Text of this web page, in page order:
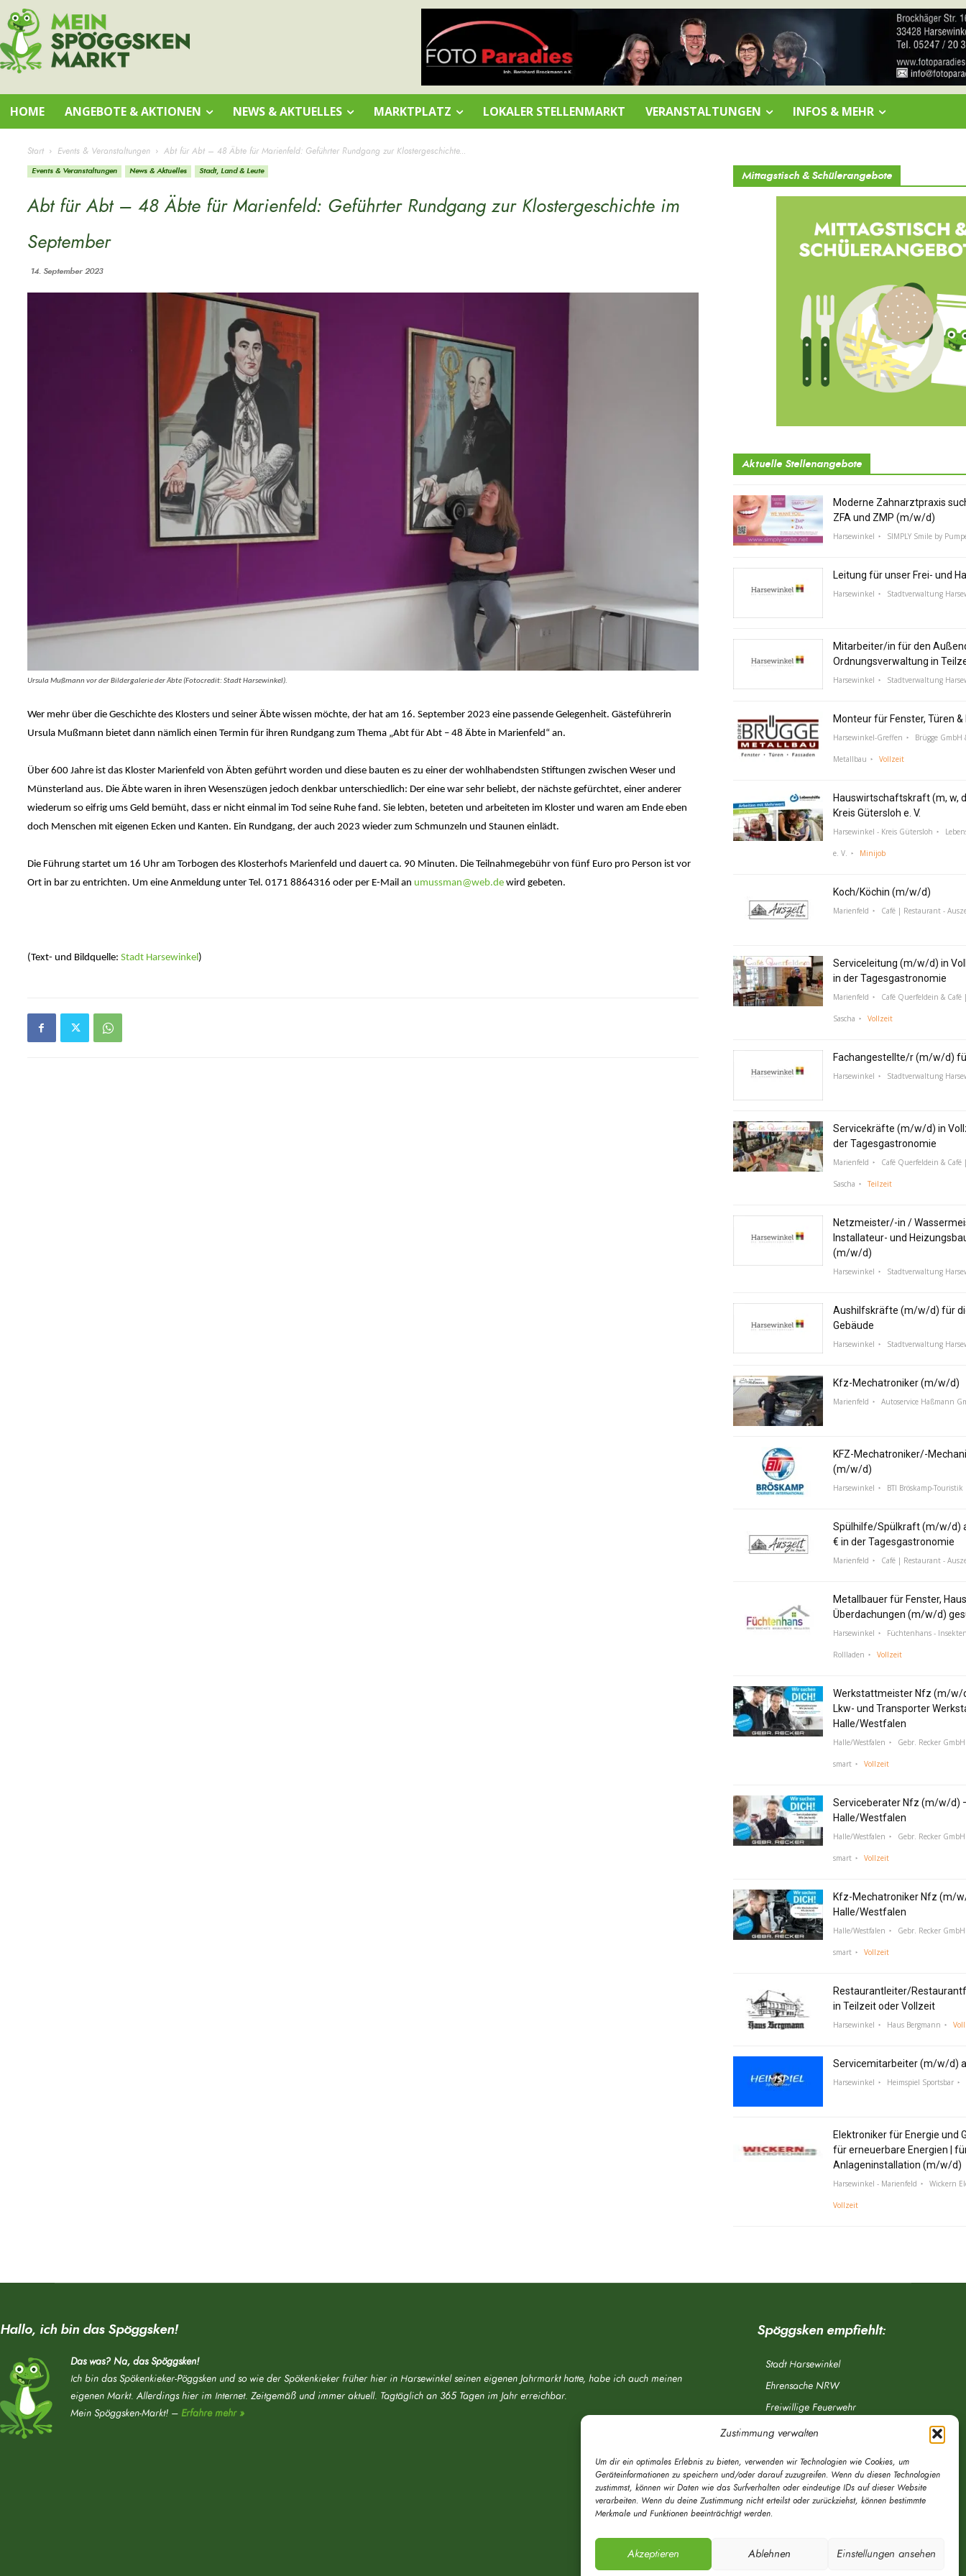
Zustimmung verwalten
Um dir ein optimales Erlebnis zu bieten, verwenden wir Technologien wie Cookies, um
Geräteinformationen zu speichern und/oder darauf zuzugreifen. Wenn du diesen Technologien
zustimmst, können wir Daten wie das Surfverhalten oder eindeutige IDs auf dieser Website
verarbeiten. Wenn du deine Zustimmung nicht erteilst oder zurückziehst, können bestimmte
Merkmale und Funktionen beeinträchtigt werden.
Akzeptieren Ablehnen Einstellungen ansehen
HOME ANGEBOTE & AKTIONEN NEWS & AKTUELLES MARKTPLATZ LOKALER STELLENMARKT VERANSTALTUNGEN INFOS & MEHR
Start Events & Veranstaltungen Abt für Abt – 48 Äbte für Marienfeld: Geführter Rundgang zur Klostergeschichte...
Events & Veranstaltungen News & Aktuelles Stadt, Land & Leute
Abt für Abt – 48 Äbte für Marienfeld: Geführter Rundgang zur Klostergeschichte im
September
14. September 2023
Ursula Mußmann vor der Bildergalerie der Äbte (Fotocredit: Stadt Harsewinkel).
Wer mehr über die Geschichte des Klosters und seiner Äbte wissen möchte, der hat am 16. September 2023 eine passende Gelegenheit. Gästeführerin
Ursula Mußmann bietet dann nämlich einen Termin für ihren Rundgang zum Thema „Abt für Abt – 48 Äbte in Marienfeld“ an.
Über 600 Jahre ist das Kloster Marienfeld von Äbten geführt worden und diese bauten es zu einer der wohlhabendsten Stiftungen zwischen Weser und
Münsterland aus. Die Äbte waren in ihren Wesenszügen jedoch denkbar unterschiedlich: Der eine war sehr beliebt, der nächste gefürchtet, einer anderer
wiederum so eifrig ums Geld bemüht, dass er nicht einmal im Tod seine Ruhe fand. Sie lebten, beteten und arbeiteten im Kloster und waren am Ende eben
doch Menschen mit eigenen Ecken und Kanten. Ein Rundgang, der auch 2023 wieder zum Schmunzeln und Staunen einlädt.
Die Führung startet um 16 Uhr am Torbogen des Klosterhofs Marienfeld und dauert ca. 90 Minuten. Die Teilnahmegebühr von fünf Euro pro Person ist vor
Ort in bar zu entrichten. Um eine Anmeldung unter Tel. 0171 8864316 oder per E-Mail an umussman@web.dewird gebeten.
(Text- und Bildquelle: Stadt Harsewinkel)
Mittagstisch & Schülerangebote
Aktuelle Stellenangebote
Moderne Zahnarztpraxis
ZFA und ZMP (m/w/d)
Harsewinkel SIMPLY Smile by
Leitung für unser Frei- und
Harsewinkel Stadtverwaltung
Mitarbeiter/in für den
Ordnungsverwaltung in
Harsewinkel Stadtverwaltung
Monteur für Fenster, Türen
Harsewinkel-Greffen Brügge GmbH
Metallbau Vollzeit
Hauswirtschaftskraft (m, w,
Kreis Gütersloh e. V.
Harsewinkel - Kreis Gütersloh
e. V. Minijob
Koch/Köchin (m/w/d)
Marienfeld Café | Restaurant -
Serviceleitung (m/w/d) in
in der Tagesgastronomie
Marienfeld Café Querfeldein &
Sascha Vollzeit
Fachangestellte/r (m/w/d)
Harsewinkel Stadtverwaltung
Servicekräfte (m/w/d) in
der Tagesgastronomie
Marienfeld Café Querfeldein &
Sascha Teilzeit
Netzmeister/-in /
Installateur- und
(m/w/d)
Harsewinkel Stadtverwaltung
Aushilfskräfte (m/w/d) für
Gebäude
Harsewinkel Stadtverwaltung
Kfz-Mechatroniker (m/w/d)
Marienfeld Autoservice Haßmann
KFZ-Mechatroniker/-
(m/w/d)
Harsewinkel BTI Bröskamp-
Spülhilfe/Spülkraft (m/w/d)
€ in der Tagesgastronomie
Marienfeld Café | Restaurant -
Metallbauer für Fenster,
Überdachungen (m/w/d)
Harsewinkel Füchtenhans -
Rollladen Vollzeit
Werkstattmeister Nfz (m/w/
Lkw- und Transporter
Halle/Westfalen
Halle/Westfalen Gebr. Recker
smart Vollzeit
Serviceberater Nfz (m/w/d)
Halle/Westfalen
Halle/Westfalen Gebr. Recker
smart Vollzeit
Kfz-Mechatroniker Nfz (m/
Halle/Westfalen
Halle/Westfalen Gebr. Recker
smart Vollzeit
Restaurantleiter/
in Teilzeit oder Vollzeit
Harsewinkel Haus Bergmann
Servicemitarbeiter (m/w/d)
Harsewinkel Heimspiel Sportsbar
Elektroniker für Energie und
für erneuerbare Energien |
Anlageninstallation (m/w/d)
Harsewinkel - Marienfeld Wickern
Vollzeit
Hallo, ich bin das Spöggsken!
Das was? Na, das Spöggsken!
Ich bin das Spökenkieker-Pöggsken und so wie der Spökenkieker früher hier in Harsewinkel seinen eigenen Jahrmarkt hatte, habe ich auch meinen
eigenen Markt. Allerdings hier im Internet. Zeitgemäß und immer aktuell. Tagtäglich an 365 Tagen im Jahr erreichbar.
Mein Spöggsken-Markt! – Erfahre mehr »
Spöggsken empfiehlt:
Stadt Harsewinkel
Ehrensache NRW
Freiwillige Feuerwehr
Aponet.de
Greffen.de
Verkehrsverein Harsewinkel e. V.
DRK Ortsverein Harsewinkel e. V.